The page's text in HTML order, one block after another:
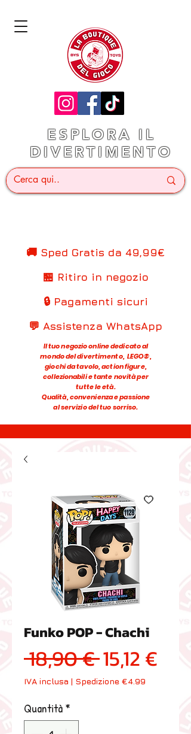
ESPLORA IL
DIVERTIMENTO
🚚 Sped Gratis da 49,99€
🏪 Ritiro in negozio
🔒 Pagamenti sicuri
💬 Assistenza WhatsApp
Il tuo negozio online dedicato al
mondo del divertimento, LEGO®,
giochi da tavolo, action figure,
collezionabili e tante novità per
tutte le età.
Qualità, convenienza e passione
al servizio del tuo sorriso.
Funko POP - Chachi
18,90 € Prezzo
15,12 €
IVA inclusa | Spedizione €4.99
Quantità*